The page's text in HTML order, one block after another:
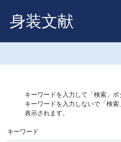
身装文献
キーワードを入力して「検索」ボ
キーワードを入力しないで「検
表示されます。
キーワード